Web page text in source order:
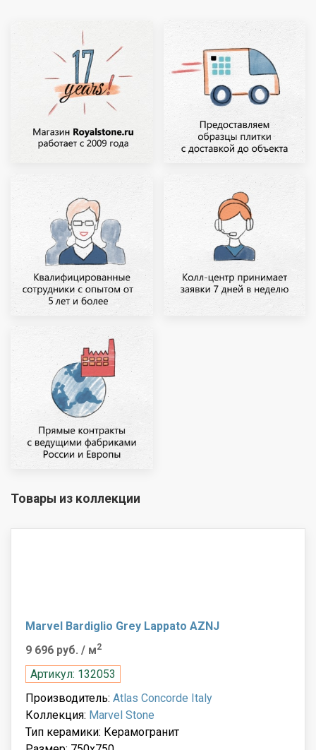
Товары из коллекции
Marvel Bardiglio Grey Lappato AZNJ
9 696 руб. / м2
Артикул: 132053
Производитель: Atlas Concorde Italy
Коллекция: Marvel Stone
Тип керамики: Керамогранит